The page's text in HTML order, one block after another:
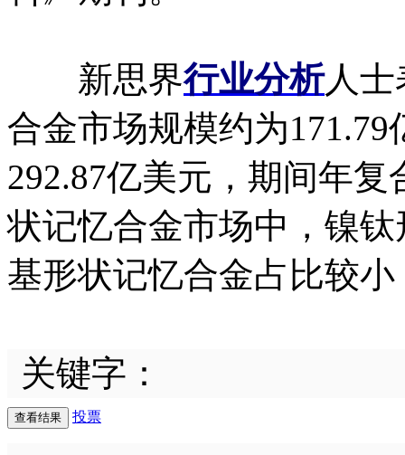
新思界行业分析人士
合金市场规模约为
292.87亿美元，期间年
状记忆合金市场中，镍
基形状记忆合金占比较
关键字：
投票